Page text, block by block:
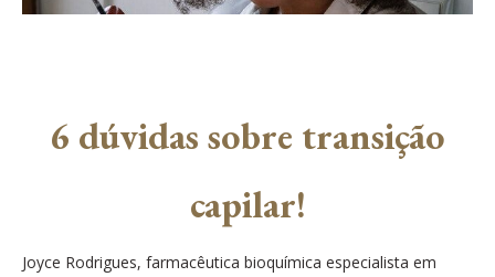
6 dúvidas sobre transição
capilar!
Joyce Rodrigues, farmacêutica bioquímica especialista em